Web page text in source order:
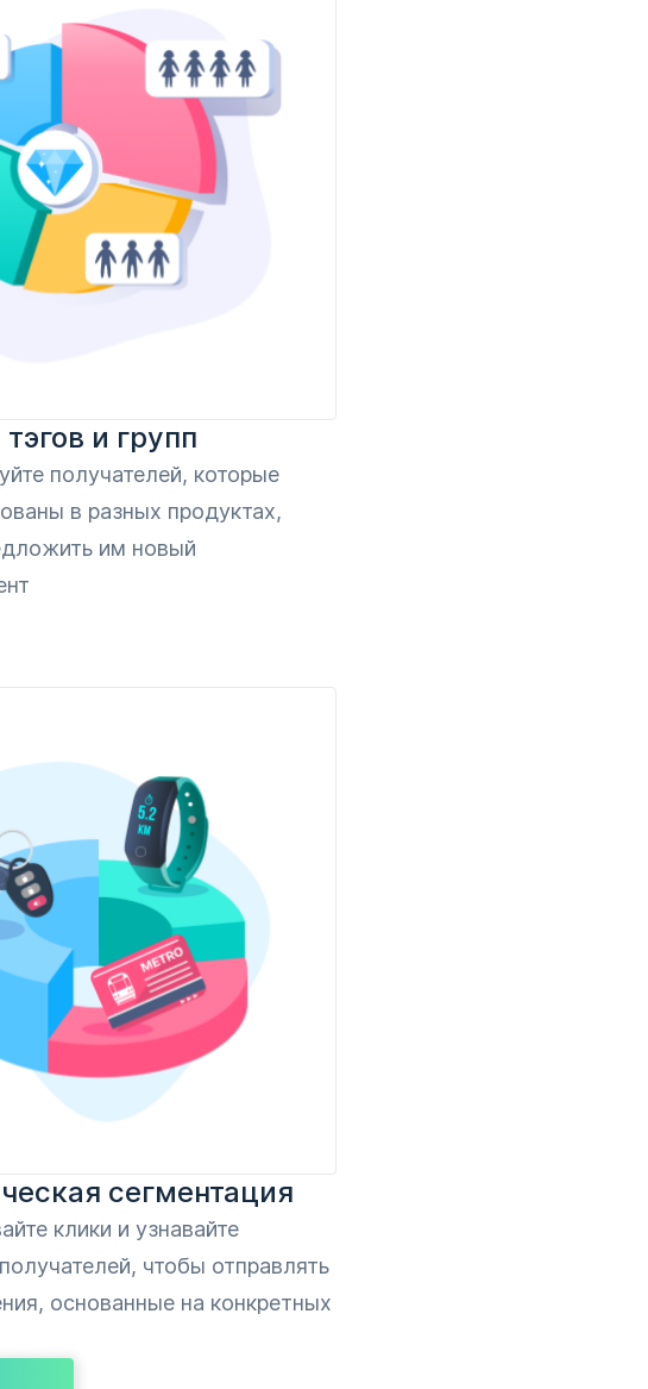
и групп
получателей, которые
в разных продуктах,
им новый
сегментация
клики и узнавайте
чтобы отправлять
основанные на конкретных